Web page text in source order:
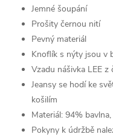
Jemné šoupání
Prošity černou nití
Pevný materiál
Knoflík s nýty jsou v
Vzadu nášivka LEE
Jeansy se hodí ke
košilím
Materiál: 94%
Pokyny k údržbě